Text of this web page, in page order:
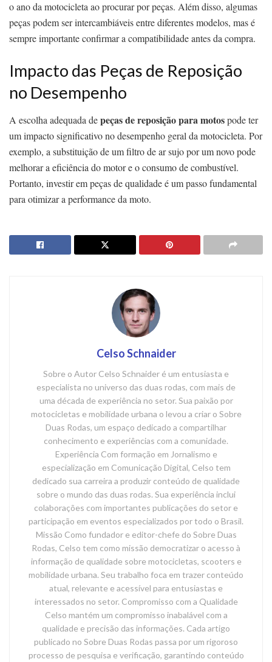
o ano da motocicleta ao procurar por peças. Além disso, algumas
peças podem ser intercambiáveis entre diferentes modelos, mas é
sempre importante confirmar a compatibilidade antes da compra.
Impacto das Peças de Reposição
no Desempenho
A escolha adequada depeças de reposição para motospode ter
um impacto significativo no desempenho geral da motocicleta. Por
exemplo, a substituição de um filtro de ar sujo por um novo pode
melhorar a eficiência do motor e o consumo de combustível.
Portanto, investir em peças de qualidade é um passo fundamental
para otimizar a performance da moto.
Celso Schnaider
Sobre o Autor Celso Schnaider é um entusiasta e
especialista no universo das duas rodas, com mais de
uma década de experiência no setor. Sua paixão por
motocicletas e mobilidade urbana o levou a criar o Sobre
Duas Rodas, um espaço dedicado a compartilhar
conhecimento e experiências com a comunidade.
Experiência Com formação em Jornalismo e
especialização em Comunicação Digital, Celso tem
dedicado sua carreira a produzir conteúdo de qualidade
sobre o mundo das duas rodas. Sua experiência inclui
colaborações com importantes publicações do setor e
participação em eventos especializados por todo o Brasil.
Missão Como fundador e editor-chefe do Sobre Duas
Rodas, Celso tem como missão democratizar o acesso à
informação de qualidade sobre motocicletas, scooters e
mobilidade urbana. Seu trabalho foca em trazer conteúdo
atual, relevante e acessível para entusiastas e
interessados no setor. Compromisso com a Qualidade
Celso mantém um compromisso inabalável com a
qualidade e precisão das informações. Cada artigo
publicado no Sobre Duas Rodas passa por um rigoroso
processo de pesquisa e verificação, garantindo conteúdo